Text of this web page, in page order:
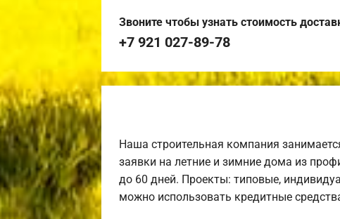
Звоните чтобы узнать стоимость
+7 921 027-89-78
Наша строительная компания
заявки на летние и зимние дома из
до 60 дней. Проекты: типовые,
можно использовать кредитные